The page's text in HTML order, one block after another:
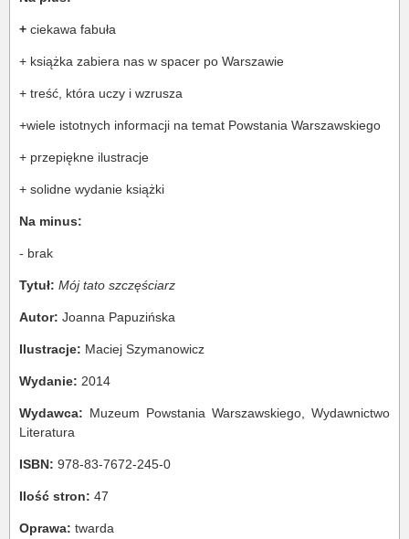
+ ciekawa fabuła
+ książka zabiera nas w spacer po Warszawie
+ treść, która uczy i wzrusza
+wiele istotnych informacji na temat Powstania Warszawskiego
+ przepiękne ilustracje
+ solidne wydanie książki
Na minus:
- brak
Tytuł: Mój tato szczęściarz
Autor: Joanna Papuzińska
Ilustracje: Maciej Szymanowicz
Wydanie: 2014
Wydawca: Muzeum Powstania Warszawskiego, Wydawnictwo
Literatura
ISBN: 978-83-7672-245-0
Ilość stron: 47
Oprawa: twarda